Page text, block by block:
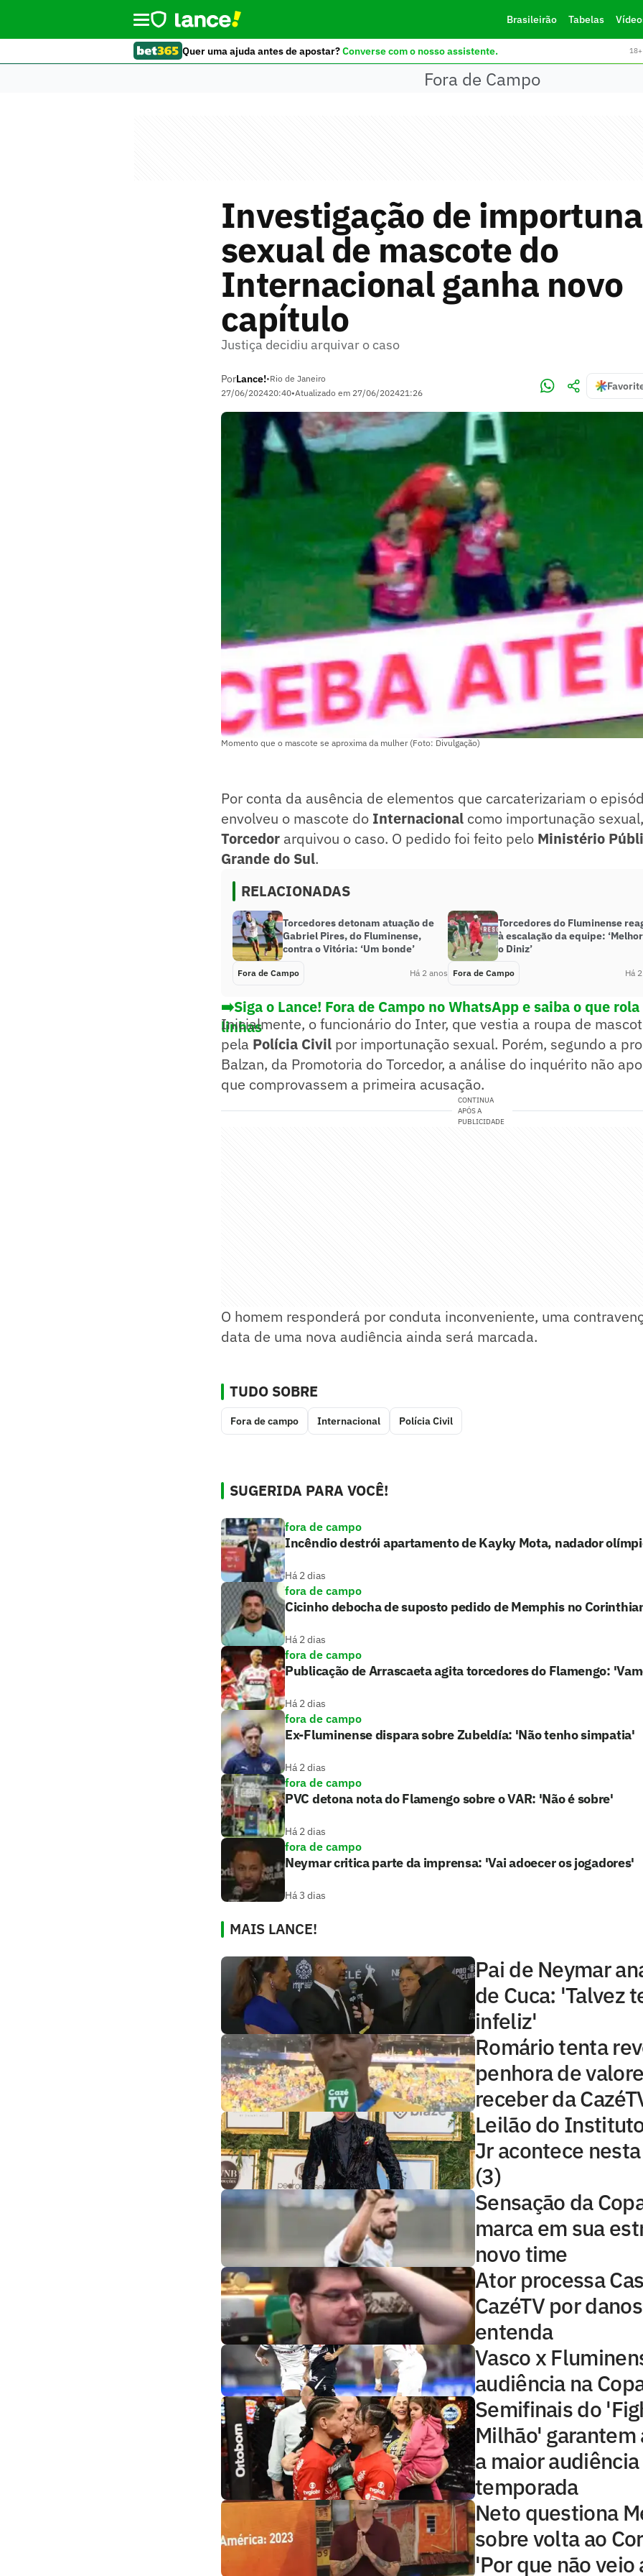
Brasileirão Tabelas
Quer uma ajuda antes de apostar?Converse com o nosso assistente.
Fora de Campo
Investigação de
sexual de mascote do
Internacional ganha novo
capítulo
Justiça decidiu arquivar o caso
PorLance!•Rio de Janeiro
27/06/202420:40•Atualizado em 27/06/202421:26
Momento que o mascote se aproxima da mulher (Foto: Divulgação)
Por conta da ausência de elementos que carcaterizariam o
envolveu o mascote do Internacional como importunação
Torcedor arquivou o caso. O pedido foi feito pelo Ministério
Grande do Sul.
RELACIONADAS
Torcedores detonam atuação de
Gabriel Pires, do Fluminense,
contra o Vitória: ‘Um bonde’
Fora de Campo Há 2 anos
Torcedores do Fluminense
à escalação da equipe:
o Diniz’
Fora de Campo Há
➡️Siga o Lance! Fora de Campo no WhatsApp e saiba o que
linhas
Inicialmente, o funcionário do Inter, que vestia a roupa de
pela Polícia Civil por importunação sexual. Porém, segundo a
Balzan, da Promotoria do Torcedor, a análise do inquérito não
que comprovassem a primeira acusação.
CONTINUA
APÓS A
PUBLICIDADE
O homem responderá por conduta inconveniente, uma
data de uma nova audiência ainda será marcada.
TUDO SOBRE
Fora de campo Internacional Polícia Civil
SUGERIDA PARA VOCÊ!
fora de campo
Incêndio destrói apartamento de Kayky Mota, nadador
Há 2 dias
fora de campo
Cicinho debocha de suposto pedido de Memphis no
Há 2 dias
fora de campo
Publicação de Arrascaeta agita torcedores do Flamengo:
Há 2 dias
fora de campo
Ex-Fluminense dispara sobre Zubeldía: 'Não tenho simpatia'
Há 2 dias
fora de campo
PVC detona nota do Flamengo sobre o VAR: 'Não é sobre'
Há 2 dias
fora de campo
Neymar critica parte da imprensa: 'Vai adoecer os jogadores'
Há 3 dias
MAIS LANCE!
Pai de Neymar
de Cuca: 'Talvez
infeliz'
Romário tenta
penhora de
receber da
Leilão do
Jr acontece
(3)
Sensação da
marca em sua
novo time
Ator processa
CazéTV por
entenda
Vasco x
audiência na
Semifinais do
Milhão' garantem
a maior
temporada
Neto questiona
sobre volta ao
'Por que não veio